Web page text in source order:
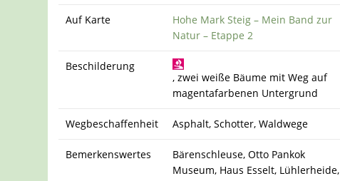
Auf Karte
Hohe Mark Steig – Mein Band zur
Natur – Etappe 2
Beschilderung
, zwei weiße Bäume mit Weg auf
magentafarbenen Untergrund
Wegbeschaffenheit Asphalt, Schotter, Waldwege
Bemerkenswertes
Bärenschleuse, Otto Pankok
Museum, Haus Esselt, Lühlerheide,